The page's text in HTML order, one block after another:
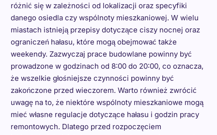
różnić się w zależności od lokalizacji oraz specyfiki
danego osiedla czy wspólnoty mieszkaniowej. W wielu
miastach istnieją przepisy dotyczące ciszy nocnej oraz
ograniczeń hałasu, które mogą obejmować także
weekendy. Zazwyczaj prace budowlane powinny być
prowadzone w godzinach od 8:00 do 20:00, co oznacza,
że wszelkie głośniejsze czynności powinny być
zakończone przed wieczorem. Warto również zwrócić
uwagę na to, że niektóre wspólnoty mieszkaniowe mogą
mieć własne regulacje dotyczące hałasu i godzin pracy
remontowych. Dlatego przed rozpoczęciem